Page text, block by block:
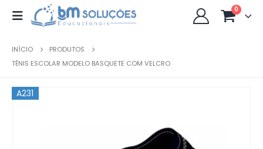
0
INÍCIO
PRODUTOS
TÊNIS ESCOLAR MODELO BASQUETE COM VELCRO
A231